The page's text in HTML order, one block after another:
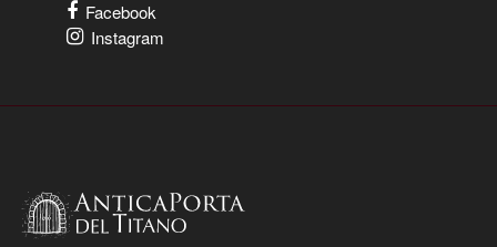
Facebook
Instagram